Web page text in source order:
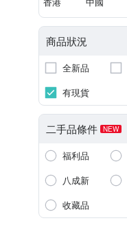
商品狀況
全新品
有現貨
二手品條件 NEW
福利品
八成新
收藏品